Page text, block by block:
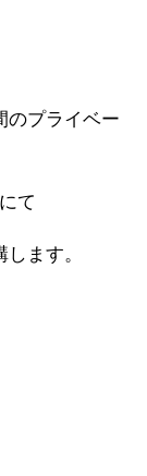
のプライベー
て
ます。